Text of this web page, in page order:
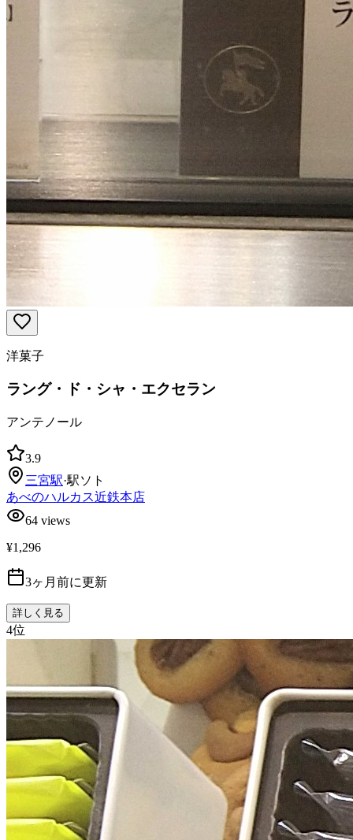
洋菓子
ラング・ド・シャ・エクセラン
アンテノール
3.9
三宮駅·駅ソト
あべのハルカス近鉄本店
64 views
¥1,296
3ヶ月前に更新
詳しく見る
4位